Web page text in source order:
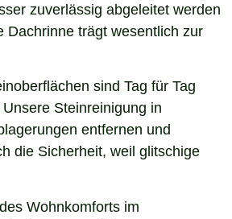
zuverlässig abgeleitet werden
Dachrinne trägt wesentlich zur
sind Tag für Tag
Steinreinigung in
entfernen und
die Sicherheit, weil glitschige
Wohnkomforts im